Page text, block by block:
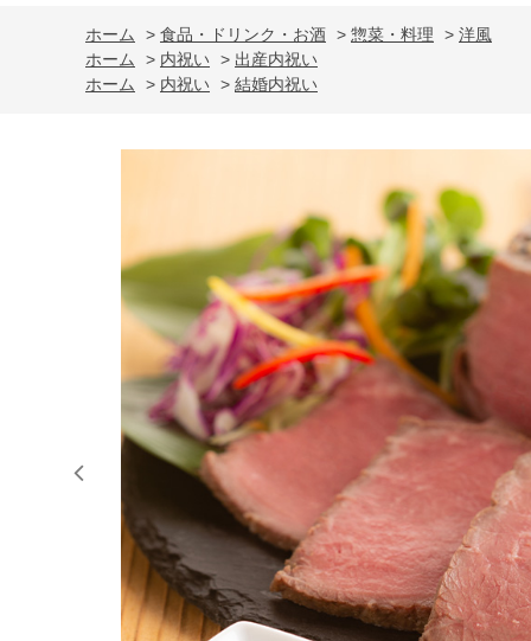
ホーム > 食品・ドリンク・お酒 > 惣菜・料理 > 洋風
ホーム
> 内祝い > 出産内祝い
ホーム
> 内祝い > 結婚内祝い